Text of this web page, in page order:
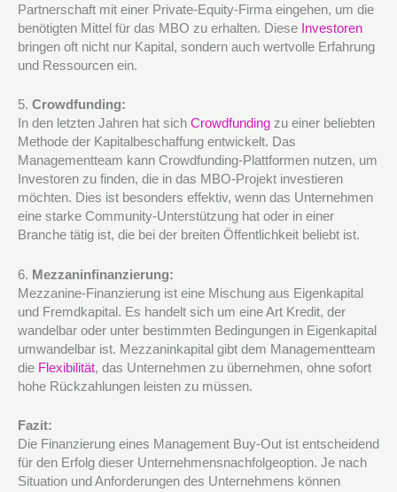
Partnerschaft mit einer Private-Equity-Firma eingehen, um die
benötigten Mittel für das MBO zu erhalten. Diese Investoren
bringen oft nicht nur Kapital, sondern auch wertvolle Erfahrung
und Ressourcen ein.
5. Crowdfunding:
In den letzten Jahren hat sich Crowdfunding zu einer beliebten
Methode der Kapitalbeschaffung entwickelt. Das
Managementteam kann Crowdfunding-Plattformen nutzen, um
Investoren zu finden, die in das MBO-Projekt investieren
möchten. Dies ist besonders effektiv, wenn das Unternehmen
eine starke Community-Unterstützung hat oder in einer
Branche tätig ist, die bei der breiten Öffentlichkeit beliebt ist.
6. Mezzaninfinanzierung:
Mezzanine-Finanzierung ist eine Mischung aus Eigenkapital
und Fremdkapital. Es handelt sich um eine Art Kredit, der
wandelbar oder unter bestimmten Bedingungen in Eigenkapital
umwandelbar ist. Mezzaninkapital gibt dem Managementteam
die Flexibilität, das Unternehmen zu übernehmen, ohne sofort
hohe Rückzahlungen leisten zu müssen.
Fazit:
Die Finanzierung eines Management Buy-Out ist entscheidend
für den Erfolg dieser Unternehmensnachfolgeoption. Je nach
Situation und Anforderungen des Unternehmens können